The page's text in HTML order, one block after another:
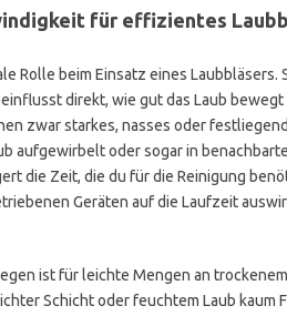
für effizientes
Rolle beim Einsatz eines Laubbläsers.
direkt, wie gut das Laub
zwar starkes, nasses oder
aufgewirbelt oder sogar in
die Zeit, die du für die Reinigung
Geräten auf die Laufzeit
ist für leichte Mengen an
Schicht oder feuchtem Laub kaum